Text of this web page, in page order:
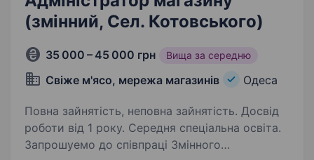
(змінний, Сел. Котовського)
35 000 – 45 000 грн Вища за середню
Свіже м'ясо, мережа магазинів Одеса
Повна зайнятість, неповна зайнятість. Досвід
роботи від 1 року. Середня спеціальна освіта.
Запрошуемо до співпраці Змінного